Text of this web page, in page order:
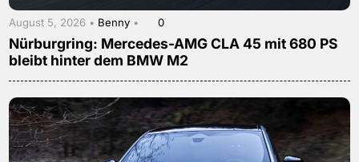
August 5, 2026 • Benny • 0
Nürburgring: Mercedes-AMG CLA 45 mit 680 PS
bleibt hinter dem BMW M2